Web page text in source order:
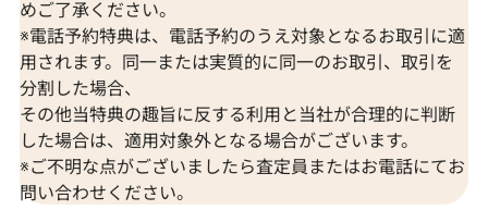
めご了承ください。
※電話予約特典は、電話予約のうえ対象となるお取引に適
用されます。同一または実質的に同一のお取引、取引を
分割した場合、
その他当特典の趣旨に反する利用と当社が合理的に判断
した場合は、適用対象外となる場合がございます。
※ご不明な点がございましたら査定員またはお電話にてお
問い合わせください。